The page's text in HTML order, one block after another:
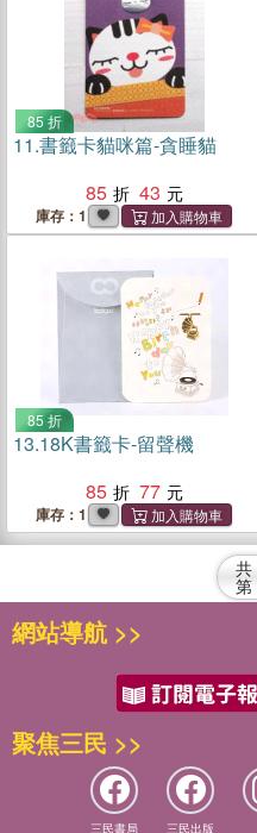
85 折
11.書籤卡貓咪篇-貪睡貓
85
43
庫存：1
85 折
13.18K書籤卡-留聲機
85
77
庫存：1
共
第
網站導航 >>
聚焦三民 >>
三民書局 三民出版